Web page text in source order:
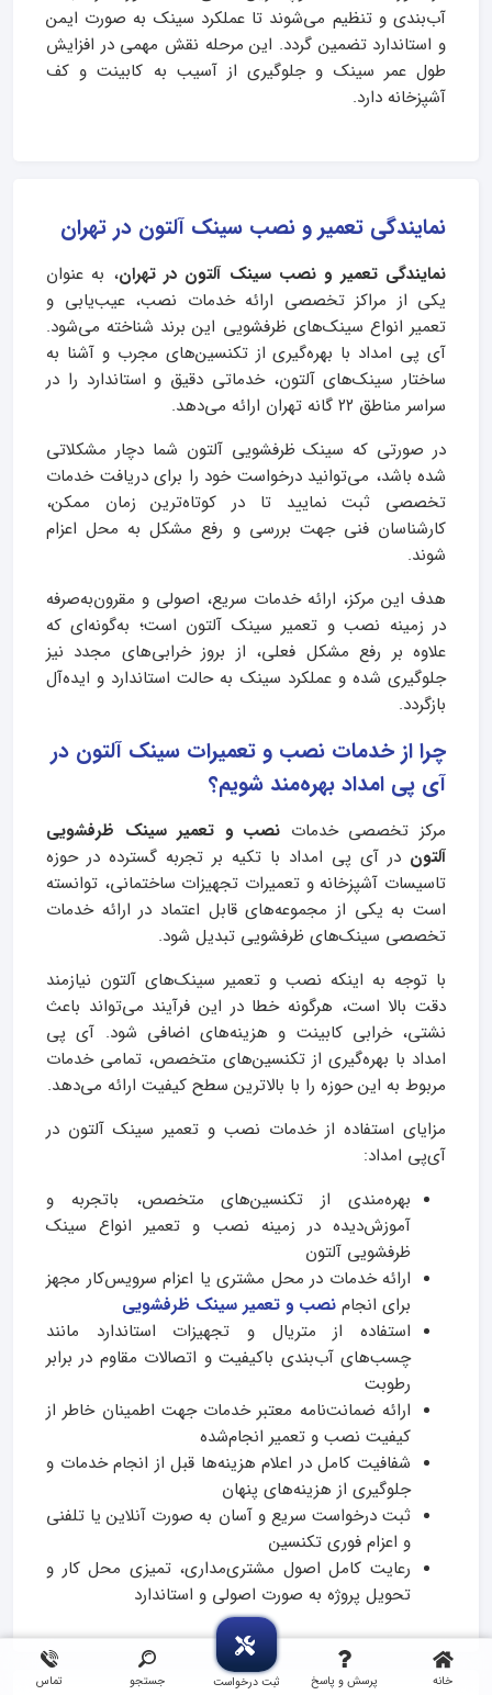
خانه پرسش و پاسخ ثبت درخواست جستجو تماس
آب‌بندی و تنظیم می‌شوند تا عملکرد سینک به‌ صورت ایمن
و استاندارد تضمین گردد. این مرحله نقش مهمی در افزایش
طول عمر سینک و جلوگیری از آسیب به کابینت و کف
آشپزخانه دارد.
نمایندگی تعمیر و نصب سینک آلتون در تهران
نمایندگی تعمیر و نصب سینک آلتون در تهران، به عنوان
یکی از مراکز تخصصی ارائه خدمات نصب، عیب‌یابی و
تعمیر انواع سینک‌های ظرفشویی این برند شناخته می‌شود.
آی پی امداد با بهره‌گیری از تکنسین‌های مجرب و آشنا به
ساختار سینک‌های آلتون، خدماتی دقیق و استاندارد را در
سراسر مناطق ۲۲ گانه تهران ارائه می‌دهد.
در صورتی که سینک ظرفشویی آلتون شما دچار مشکلاتی
شده باشد، می‌توانید درخواست خود را برای دریافت خدمات
تخصصی ثبت نمایید تا در کوتاه‌ترین زمان ممکن،
کارشناسان فنی جهت بررسی و رفع مشکل به محل اعزام
شوند.
هدف این مرکز، ارائه خدمات سریع، اصولی و مقرون‌به‌صرفه
در زمینه نصب و تعمیر سینک آلتون است؛ به‌گونه‌ای که
علاوه بر رفع مشکل فعلی، از بروز خرابی‌های مجدد نیز
جلوگیری شده و عملکرد سینک به حالت استاندارد و ایده‌آل
بازگردد.
چرا از خدمات نصب و تعمیرات سینک آلتون در
آی پی امداد بهره‌مند شویم؟
مرکز تخصصی خدمات نصب و تعمیر سینک ظرفشویی
آلتون در آی‌ پی امداد با تکیه بر تجربه گسترده در حوزه
تاسیسات آشپزخانه و تعمیرات تجهیزات ساختمانی، توانسته
است به یکی از مجموعه‌های قابل اعتماد در ارائه خدمات
تخصصی سینک‌های ظرفشویی تبدیل شود.
با توجه به اینکه نصب و تعمیر سینک‌های آلتون نیازمند
دقت بالا است، هرگونه خطا در این فرآیند می‌تواند باعث
نشتی، خرابی کابینت و هزینه‌های اضافی شود. آی‌ پی
امداد با بهره‌گیری از تکنسین‌های متخصص، تمامی خدمات
مربوط به این حوزه را با بالاترین سطح کیفیت ارائه می‌دهد.
مزایای استفاده از خدمات نصب و تعمیر سینک آلتون در
آی‌پی امداد:
بهره‌مندی از تکنسین‌های متخصص، باتجربه و
آموزش‌دیده در زمینه نصب و تعمیر انواع سینک
ظرفشویی آلتون
ارائه خدمات در محل مشتری یا اعزام سرویس‌کار مجهز
برای انجام نصب و تعمیر سینک ظرفشویی
استفاده از متریال و تجهیزات استاندارد مانند
چسب‌های آب‌بندی باکیفیت و اتصالات مقاوم در برابر
رطوبت
ارائه ضمانت‌نامه معتبر خدمات جهت اطمینان خاطر از
کیفیت نصب و تعمیر انجام‌شده
شفافیت کامل در اعلام هزینه‌ها قبل از انجام خدمات و
جلوگیری از هزینه‌های پنهان
ثبت درخواست سریع و آسان به‌ صورت آنلاین یا تلفنی
و اعزام فوری تکنسین
رعایت کامل اصول مشتری‌مداری، تمیزی محل کار و
تحویل پروژه به‌ صورت اصولی و استاندارد